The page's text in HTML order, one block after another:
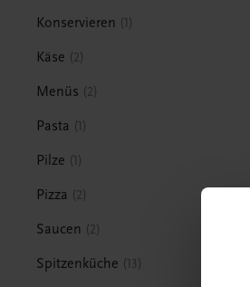
Konservieren 1
Käse 2
Menüs 2
Pasta 1
Pilze 1
Pizza 2
Saucen 2
Spitzenküche 13